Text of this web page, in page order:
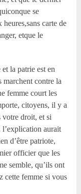
se
heures,sans carte de
etque le
la patrie est en
marchent contre la
femme court les
citoyens, il y a
votre droit, et si
l’explication aurait
d’être patriote,
officier que les
semble, qu’ils ont
cette femme si vous